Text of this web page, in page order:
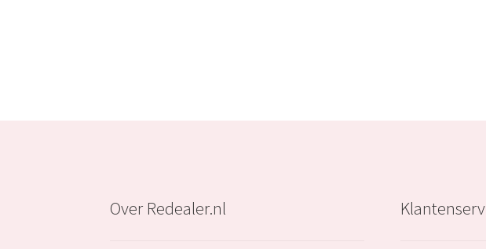
Over Redealer.nl